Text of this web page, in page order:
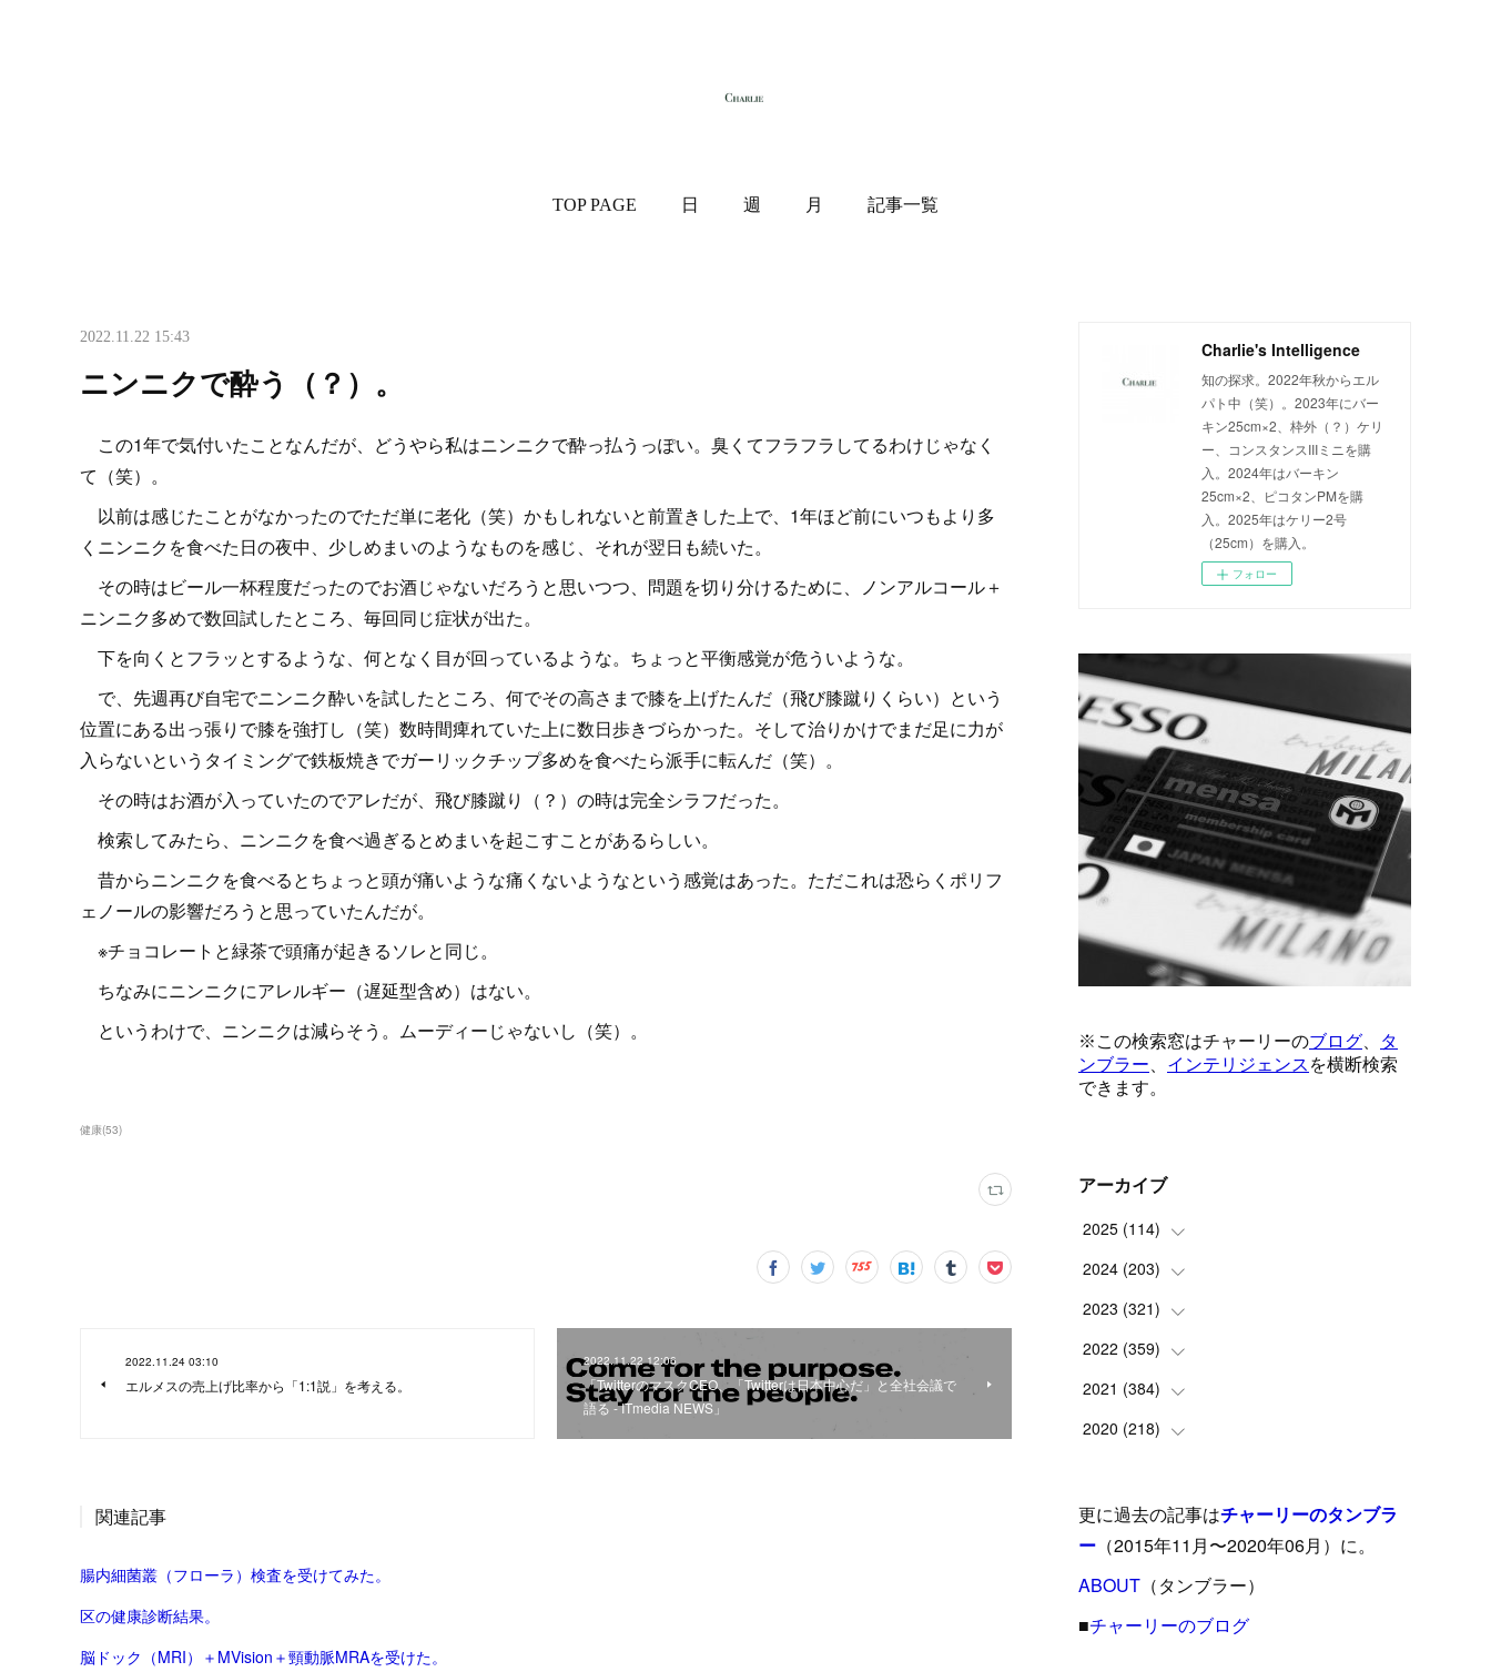
TOP PAGE 日 週 月 記事一覧
2022.11.22 15:43
ニンニクで酔う（？）。
この1年で気付いたことなんだが、どうやら私はニンニクで酔っ払うっぽい。臭くてフラフラしてるわけじゃなく
て（笑）。
以前は感じたことがなかったのでただ単に老化（笑）かもしれないと前置きした上で、1年ほど前にいつもより多
くニンニクを食べた日の夜中、少しめまいのようなものを感じ、それが翌日も続いた。
その時はビール一杯程度だったのでお酒じゃないだろうと思いつつ、問題を切り分けるために、ノンアルコール＋
ニンニク多めで数回試したところ、毎回同じ症状が出た。
下を向くとフラッとするような、何となく目が回っているような。ちょっと平衡感覚が危ういような。
で、先週再び自宅でニンニク酔いを試したところ、何でその高さまで膝を上げたんだ（飛び膝蹴りくらい）という
位置にある出っ張りで膝を強打し（笑）数時間痺れていた上に数日歩きづらかった。そして治りかけでまだ足に力が
入らないというタイミングで鉄板焼きでガーリックチップ多めを食べたら派手に転んだ（笑）。
その時はお酒が入っていたのでアレだが、飛び膝蹴り（？）の時は完全シラフだった。
検索してみたら、ニンニクを食べ過ぎるとめまいを起こすことがあるらしい。
昔からニンニクを食べるとちょっと頭が痛いような痛くないようなという感覚はあった。ただこれは恐らくポリフ
ェノールの影響だろうと思っていたんだが。
※チョコレートと緑茶で頭痛が起きるソレと同じ。
ちなみにニンニクにアレルギー（遅延型含め）はない。
というわけで、ニンニクは減らそう。ムーディーじゃないし（笑）。
健康(53)
2022.11.24 03:10
エルメスの売上げ比率から「1:1説」を考える。
2022.11.22 12:06
「TwitterのマスクCEO、「Twitterは日本中心だ」と全社会議で
語る - ITmedia NEWS」
関連記事
腸内細菌叢（フローラ）検査を受けてみた。
区の健康診断結果。
脳ドック（MRI）＋MVision＋頸動脈MRAを受けた。
Charlie's Intelligence
知の探求。2022年秋からエル
パト中（笑）。2023年にバー
キン25cm×2、枠外（？）ケリ
ー、コンスタンスIIIミニを購
入。2024年はバーキン
25cm×2、ピコタンPMを購
入。2025年はケリー2号
（25cm）を購入。
フォロー
アーカイブ
2025 (114)
(1)
(8)
(6)
(9)
(5 )
15
(24)
(8 )
17
2024 (203)
(24)
(10)
(18)
(17)
16
(12)
(19 )
(13
2023 (321)
(25)
(17)
(35)
33 )
(26)
(27 )
(29
2022 (359)
(42)
(37)
(31)
(31)
(31 )
(26
2021 (384)
(9)
(39)
(23)
(40 )
(55
2020 (218)
(24)
(42)
(24 )
(33
更に過去の記事はチャーリーのタンブラ
ー （2015年11月〜2020年06月）に。
ABOUT （タンブラー）
■チャーリーのブログ